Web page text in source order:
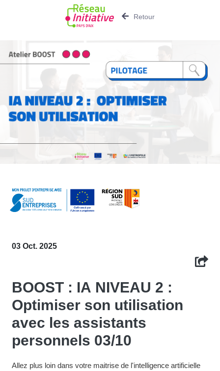
Retour
03 Oct. 2025
BOOST : IA NIVEAU 2 :
Optimiser son utilisation
avec les assistants
personnels 03/10
Allez plus loin dans votre maitrise de l'intelligence artificielle